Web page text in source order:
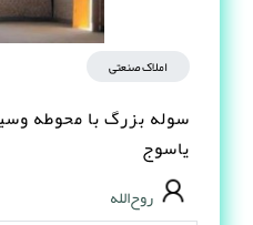
املاک صنعتی
سوله بزرگ با محوطه
یاسوج
روح‌الله